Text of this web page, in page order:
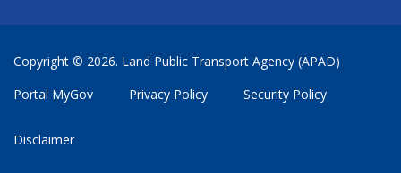
Copyright © 2026. Land Public Transport Agency (APAD)
Portal MyGov
Privacy Policy Security Policy
Disclaimer